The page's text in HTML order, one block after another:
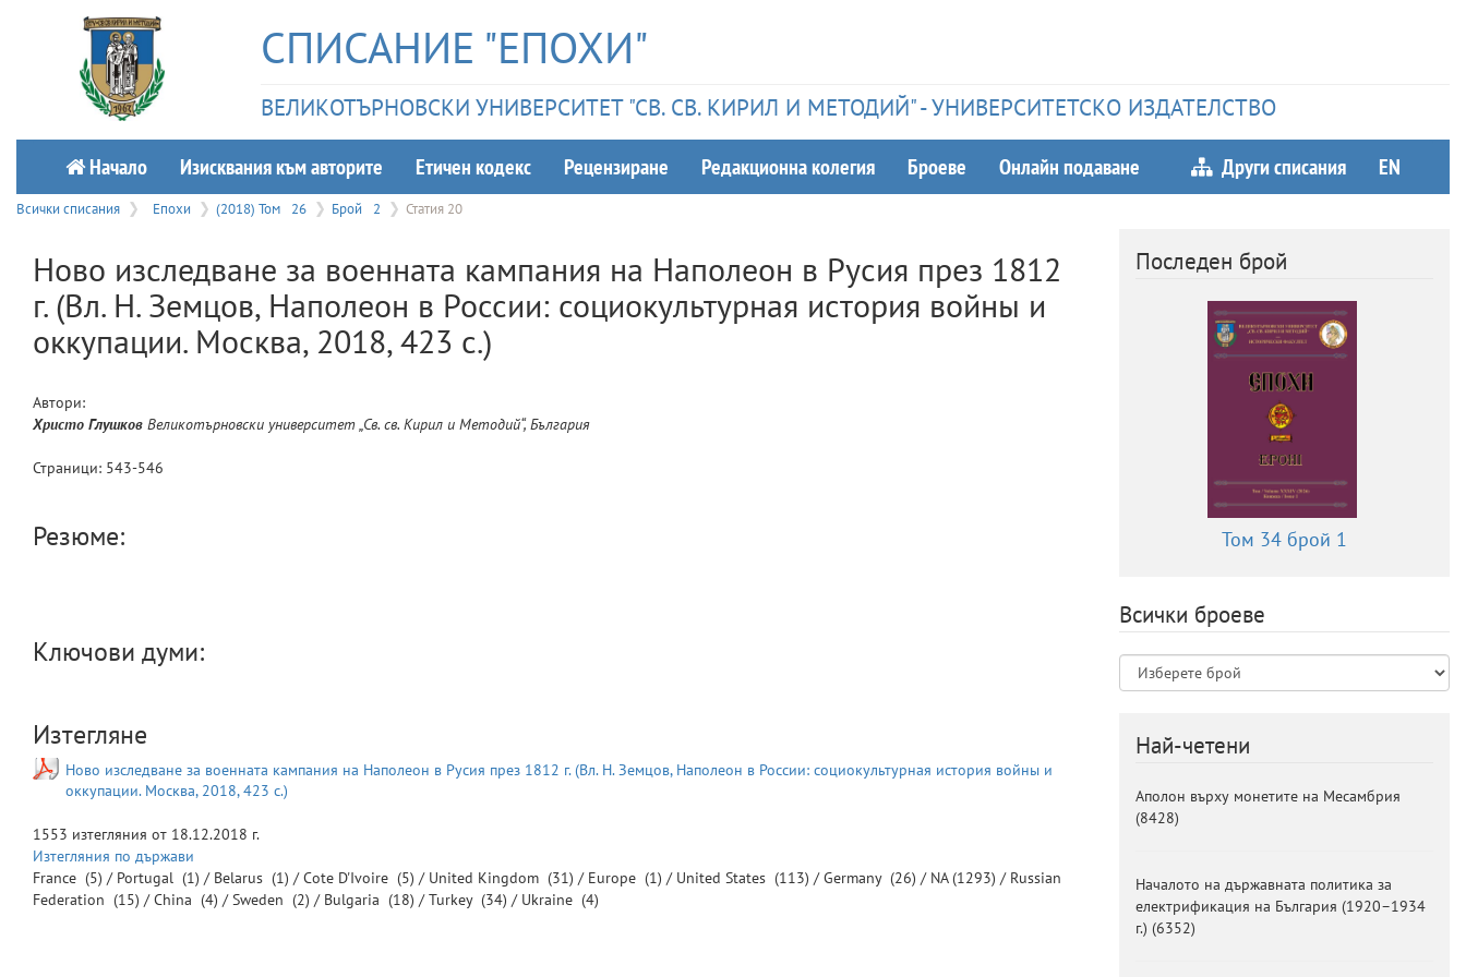
СПИСАНИЕ "ЕПОХИ"
ВЕЛИКОТЪРНОВСКИ УНИВЕРСИТЕТ "СВ. СВ. КИРИЛ И МЕТОДИЙ" - УНИВЕРСИТЕТСКО ИЗДАТЕЛСТВО
Начало Изисквания към авторите Етичeн кодекс Рецензиране Редакционна колегия Броеве Онлайн подаване Други списания EN
Всички списания Епохи (2018) Том 26 Брой 2 Статия 20
Ново изследване за военната кампания на Наполеон в Русия през 1812
г. (Вл. Н. Земцов, Наполеон в России: социокультурная история войны и
оккупации. Москва, 2018, 423 с.)
Автори:
Христо Глушков Великотърновски университет „Св. св. Кирил и Методий“, България
Страници: 543-546
Резюме:
Ключови думи:
Изтегляне
Ново изследване за военната кампания на Наполеон в Русия през 1812 г. (Вл. Н. Земцов, Наполеон в России: социокультурная история войны и
оккупации. Москва, 2018, 423 с.)
1553 изтегляния от 18.12.2018 г.
Изтегляния по държави
France (5) / Portugal (1) / Belarus (1) /Cote D'Ivoire (5) / United Kingdom (31) / Europe (1) / United States (113) /Germany (26) / NA(1293) / Russian
Federation (15) /China (4) /Sweden (2) / Bulgaria (18) /Turkey (34) / Ukraine (4)
Последен брой
Том 34 брой 1
Всички броеве
Най-четени
Аполон върху монетите на Месамбрия
(8428)
Началото на държавната политика за
електрификация на България (1920–1934
г.) (6352)